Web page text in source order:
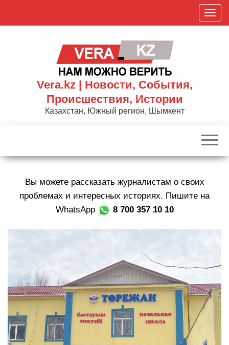
П
о
к
р
а
ц
и
ю
Vera.kz | Новости, События,
Происшествия, Истории
Казахстан, Южный регион, Шымкент
Вы можете рассказать журналистам о своих
проблемах и интересных историях. Пишите на
WhatsApp
8 700 357 10 10